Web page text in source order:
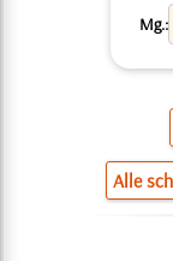
Mg.:
Alle